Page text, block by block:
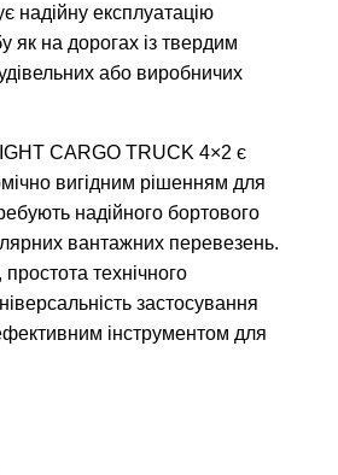
надійну експлуатацію
як на дорогах із твердим
або виробничих
CARGO TRUCK 4×2 є
вигідним рішенням для
надійного бортового
вантажних перевезень.
технічного
застосування
інструментом для